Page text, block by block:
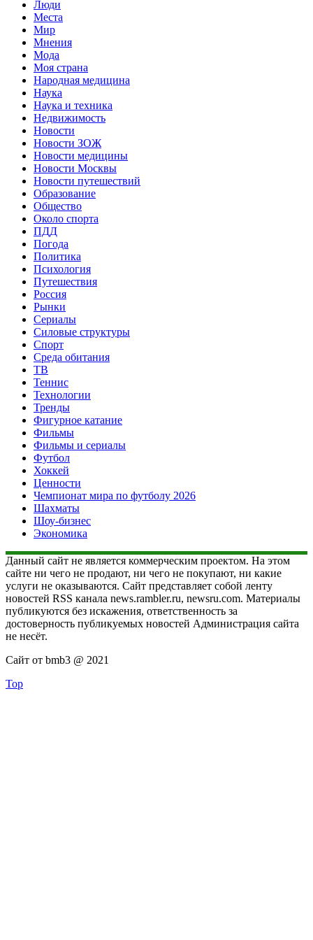
Люди
Места
Мир
Мнения
Мода
Моя страна
Народная медицина
Наука
Наука и техника
Недвижимость
Новости
Новости ЗОЖ
Новости медицины
Новости Москвы
Новости путешествий
Образование
Общество
Около спорта
ПДД
Погода
Политика
Психология
Путешествия
Россия
Рынки
Сериалы
Силовые структуры
Спорт
Среда обитания
ТВ
Теннис
Технологии
Тренды
Фигурное катание
Фильмы
Фильмы и сериалы
Футбол
Хоккей
Ценности
Чемпионат мира по футболу 2026
Шахматы
Шоу-бизнес
Экономика
Данный сайт не является коммерческим проектом. На этом
сайте ни чего не продают, ни чего не покупают, ни какие
услуги не оказываются. Сайт представляет собой ленту
новостей RSS канала news.rambler.ru, newsru.com. Материалы
публикуются без искажения, ответственность за
достоверность публикуемых новостей Администрация сайта
не несёт.
Сайт от bmb3 @ 2021
Top